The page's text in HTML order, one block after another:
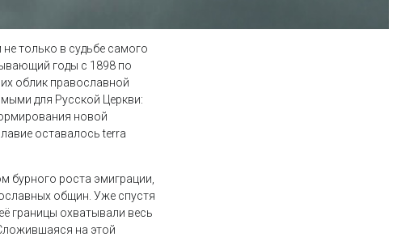
только в судьбе самого
годы с 1898 по
облик православной
для Русской Церкви:
новой
оставалось terra
бурного роста эмиграции,
общин. Уже спустя
границы охватывали весь
на этой